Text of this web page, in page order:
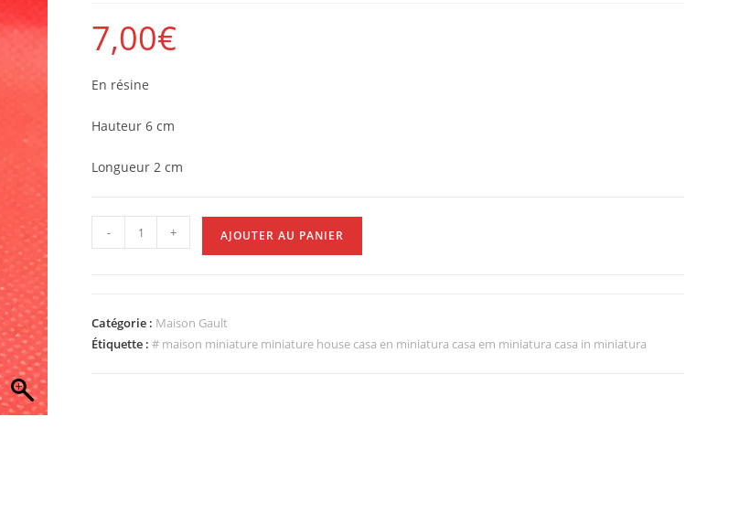
7,00€
En résine
Hauteur 6 cm
Longueur 2 cm
- + AJOUTER AU PANIER
Catégorie : Maison Gault
Étiquette : # maison miniature miniature house casa en miniatura casa em miniatura casa in miniatura